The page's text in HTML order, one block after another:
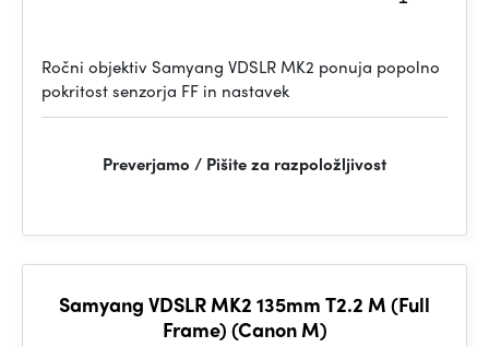
Ročni objektiv Samyang VDSLR MK2 ponuja popolno
pokritost senzorja FF in nastavek
Preverjamo / Pišite za razpoložljivost
Samyang VDSLR MK2 135mm T2.2 M (Full
Frame) (Canon M)